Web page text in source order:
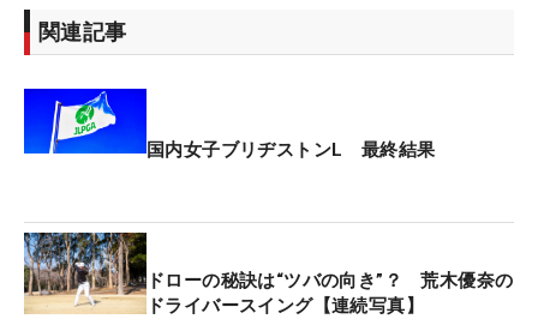
莉を追いかけた。
5のティショットがクリークへ。「2打目でグリーン
の近くまで行くつもりで、池に入ってもいいと思っ
選択する選手が多いホール。結果的には積極策が裏
目に出た。
関連記事
国内女子ブリヂストンL 最終結果
ドローの秘訣は“ツバの向き”？ 荒木優奈の
ドライバースイング【連続写真】